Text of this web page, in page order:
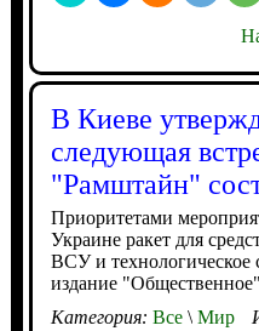
В Киеве
следующая
"Рамштайн"
Приоритетами
Украине ракет для
ВСУ и технологическое
издание "Общественное"
Категория: Все\Мир